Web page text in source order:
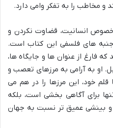
و مخاطب را به تفکر وامی دارد.
انسانیت، قضاوت نکردن و
جنبه های فلسفی این کتاب است.
که فارغ از عنوان ها و جایگاه ها،
او به آرامی به مرزهای تعصب و
خود، این مرزها را در هم می
برای آگاهی بخشی است، بلکه
و بینشی عمیق تر نسبت به جهان